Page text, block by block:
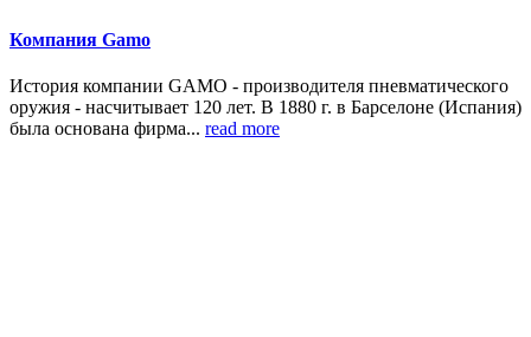
Компания Gamo
История компании GAMO - производителя пневматического
оружия - насчитывает 120 лет. В 1880 г. в Барселоне (Испания)
была основана фирма... read more